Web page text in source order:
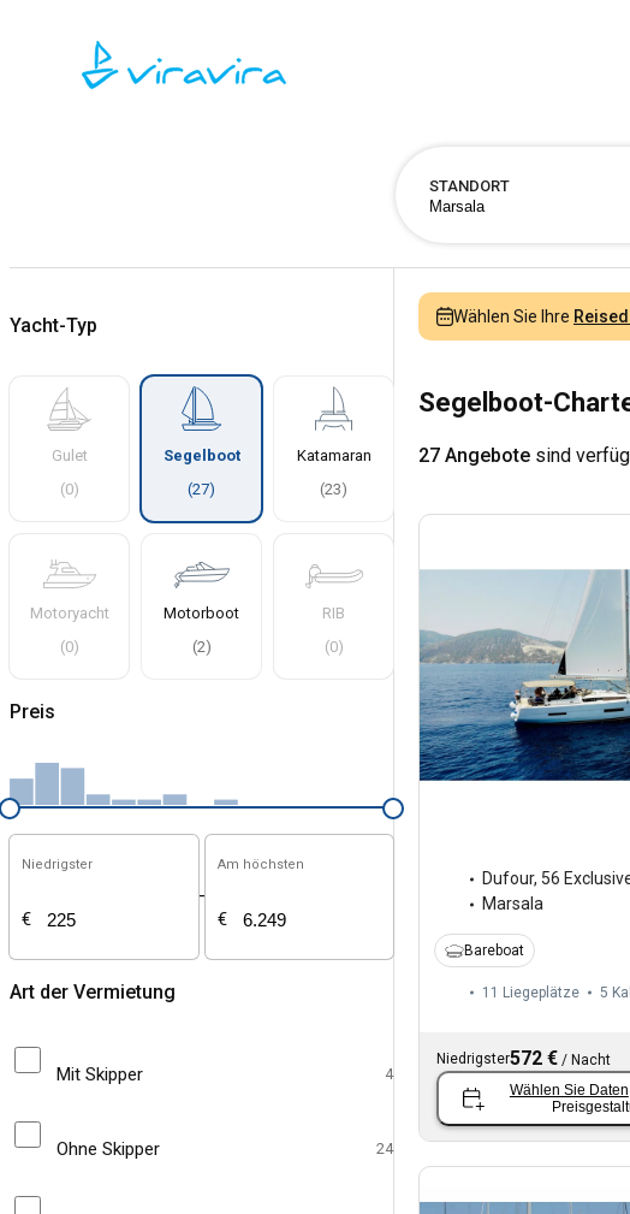
STANDORT
Yacht-Typ
Gulet
(0)
Segelboot
(27)
Katamaran
(23)
Motoryacht
(0)
Motorboot
(2)
RIB
(0)
Preis
Niedrigster
€
-
Am höchsten
€
Art der Vermietung
Mit Skipper 4
Ohne Skipper 24
Wählen Sie Ihre
Segelboot-
27 Angebote sind
Dufour, 56
Marsala
Bareboat
11 Liegeplätze 5
Niedrigster572 € / Nacht
Wählen Sie Daten